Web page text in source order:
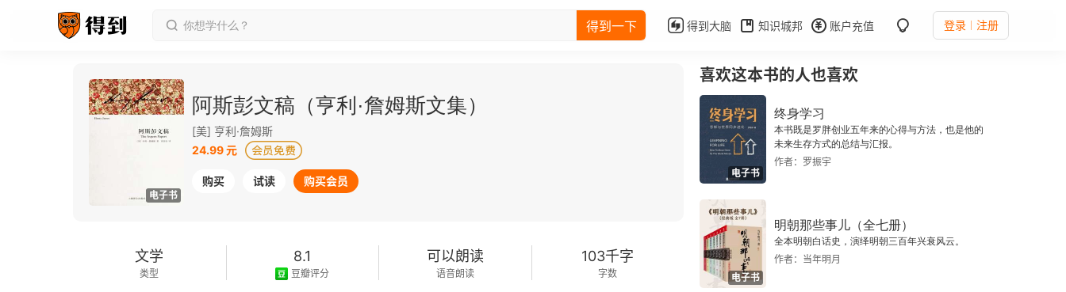
得到一下 得到大脑 知识城邦 账户充值 登录 注册
电子书
阿斯彭文稿（亨利·詹姆斯文集）
[美] 亨利·詹姆斯
24.99 元
购买 试读 购买会员
文学
类型
8.1
豆瓣评分
可以朗读
语音朗读
103千字
字数
喜欢这本书的人也喜欢
电子书
终身学习
本书既是罗胖创业五年来的心得与方法，也是他的
未来生存方式的总结与汇报。
作者：罗振宇
电子书
明朝那些事儿（全七册）
全本明朝白话史，演绎明朝三百年兴衰风云。
作者：当年明月